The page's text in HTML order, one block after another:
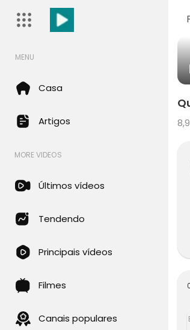
MENU
Casa
Artigos
MORE VIDEOS
Últimos vídeos
Tendendo
Principais vídeos
Filmes
Canais populares